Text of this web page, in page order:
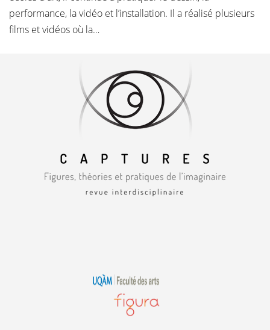
performance, la vidéo et l’installation. Il a réalisé plusieurs
films et vidéos où la…